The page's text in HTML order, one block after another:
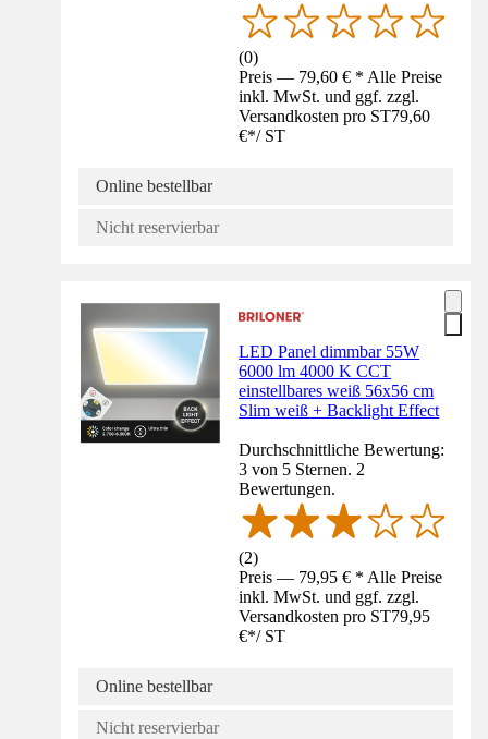
(0)
Preis — 79,60 € * Alle Preise
inkl. MwSt. und ggf. zzgl.
Versandkosten pro ST79,60
€*/ ST
Online bestellbar
Nicht reservierbar
LED Panel dimmbar 55W
6000 lm 4000 K CCT
einstellbares weiß 56x56 cm
Slim weiß + Backlight Effect
Durchschnittliche Bewertung:
3 von 5 Sternen. 2
Bewertungen.
(2)
Preis — 79,95 € * Alle Preise
inkl. MwSt. und ggf. zzgl.
Versandkosten pro ST79,95
€*/ ST
Online bestellbar
Nicht reservierbar